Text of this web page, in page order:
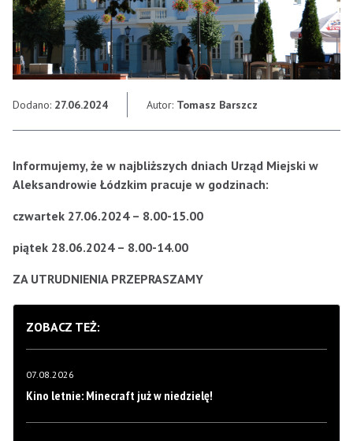
Dodano: 27.06.2024 Autor: Tomasz Barszcz
Informujemy, że w najbliższych dniach Urząd Miejski w
Aleksandrowie Łódzkim pracuje w godzinach:
czwartek 27.06.2024 – 8.00-15.00
piątek 28.06.2024 – 8.00-14.00
ZA UTRUDNIENIA PRZEPRASZAMY
ZOBACZ TEŻ:
07.08.2026
Kino letnie: Minecraft już w niedzielę!